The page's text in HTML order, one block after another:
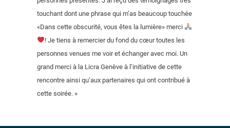
touchant dont une phrase qui m’as beaucoup touchée
«Dans cette obscurité, vous êtes la lumière» merci
! Je tiens à remercier du fond du cœur toutes les
personnes venues me voir et échanger avec moi. Un
grand merci à la Licra Genève à l’initiative de cette
rencontre ainsi qu’aux partenaires qui ont contribué à
cette soirée. »